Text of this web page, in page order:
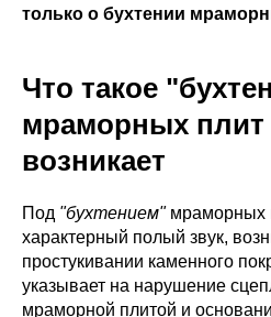
только о бухтении
Что такое
мраморных плит
возникает
Под "бухтением"мраморных
характерный полый звук,
простукивании каменного
указывает на нарушение
мраморной плитой и